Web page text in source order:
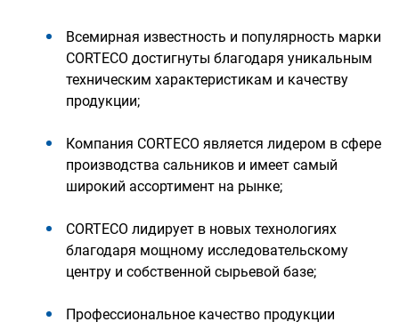
Всемирная известность и популярность марки
CORTECO достигнуты благодаря уникальным
техническим характеристикам и качеству
продукции;
Компания CORTECO является лидером в сфере
производства сальников и имеет самый
широкий ассортимент на рынке;
CORTECO лидирует в новых технологиях
благодаря мощному исследовательскому
центру и собственной сырьевой базе;
Профессиональное качество продукции